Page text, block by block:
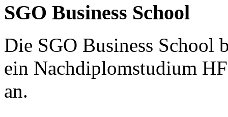
SGO Business School
Die SGO Business School
ein Nachdiplomstudium
an.